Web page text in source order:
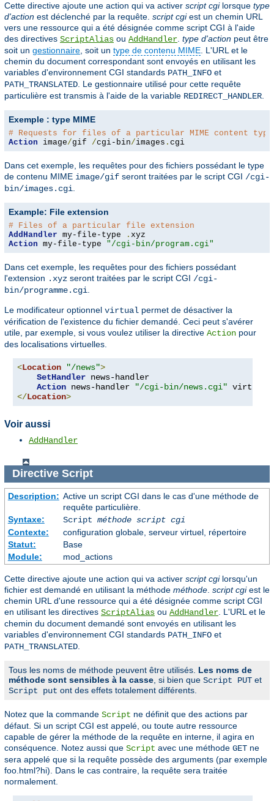
Cette directive ajoute une action qui va activer script cgilorsque type
d'action est déclenché par la requête. script cgiest un chemin URL
vers une ressource qui a été désignée comme script CGI à l'aide
des directives ScriptAlias ou AddHandler. type d'action peut être
soit un gestionnaire, soit un type de contenu MIME. L'URL et le
chemin du document correspondant sont envoyés en utilisant les
variables d'environnement CGI standards PATH_INFO et
PATH_TRANSLATED. Le gestionnaire utilisé pour cette requête
particulière est transmis à l'aide de la variable REDIRECT_HANDLER.
Exemple : type MIME
# Requests for files of a particular MIME content
Action image/gif /cgi-bin/images . cgi
Dans cet exemple, les requêtes pour des fichiers possédant le type
de contenu MIME image/gif seront traitées par le script CGI /cgi-
bin/images.cgi.
Example: File extension
# Files of a particular file extension
AddHandler my-file-type .
Action my-file-type "/cgi-bin/program.cgi"
Dans cet exemple, les requêtes pour des fichiers possédant
l'extension .xyz seront traitées par le script CGI /cgi-
bin/programme.cgi.
Le modificateur optionnel virtual permet de désactiver la
vérification de l'existence du fichier demandé. Ceci peut s'avérer
utile, par exemple, si vous voulez utiliser la directive Action pour
des localisations virtuelles.
<Location "/news">
SetHandler news-handler
Action news-handler "/cgi-bin/news.cgi"
</Location>
Voir aussi
AddHandler
Directive Script
Description: Active un script CGI dans le cas d'une méthode de
requête particulière.
Syntaxe:
Script méthode script cgi
Contexte:
configuration globale, serveur virtuel, répertoire
Statut:
Base
Module:
mod_actions
Cette directive ajoute une action qui va activer script cgilorsqu'un
fichier est demandé en utilisant la méthode méthode script cgiest le
chemin URL d'une ressource qui a été désignée comme script CGI
en utilisant les directives ScriptAlias ou AddHandler . L'URL et le
chemin du document demandé sont envoyés en utilisant les
variables d'environnement CGI standards PATH_INFO et
PATH_TRANSLATED
Tous les noms de méthode peuvent être utilisés. Les noms de
méthode sont sensibles à la casse , si bien que Script PUT et
Script put ont des effets totalement différents.
Notez que la commande Script ne définit que des actions par
défaut. Si un script CGI est appelé, ou toute autre ressource
capable de gérer la méthode de la requête en interne, il agira en
conséquence. Notez aussi que Script avec une méthode GET ne
sera appelé que si la requête possède des arguments (par exemple
foo.html?hi). Dans le cas contraire, la requête sera traitée
normalement.